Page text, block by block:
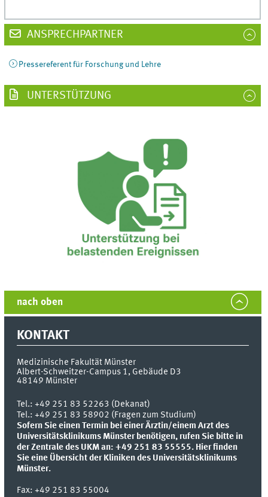
ANSPRECHPARTNER
Pressereferent für Forschung und Lehre
UNTERSTÜTZUNG
nach oben
KONTAKT
Medizinische Fakultät Münster
Albert-Schweitzer-Campus 1, Gebäude D3
48149 Münster
Tel.:+49 251 83 52263 (Dekanat)
Tel.: +49 251 83 58902 (Fragen zum Studium)
Sofern Sie einen Termin bei einer Ärztin/einem Arzt des
Universitätsklinikums Münster benötigen, rufen Sie bitte in
der Zentrale des UKM an: +49 251 83 55555. Hier finden
Sie eine Übersicht der Kliniken des Universitätsklinikums
Münster.
Fax:+49 251 83 55004